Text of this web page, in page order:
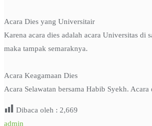
Acara Dies yang Universitair
Karena acara dies adalah acara Universitas di
maka tampak semaraknya.
Acara Keagamaan Dies
Acara Selawatan bersama Habib Syekh.
Dibaca oleh : 2,669
admin